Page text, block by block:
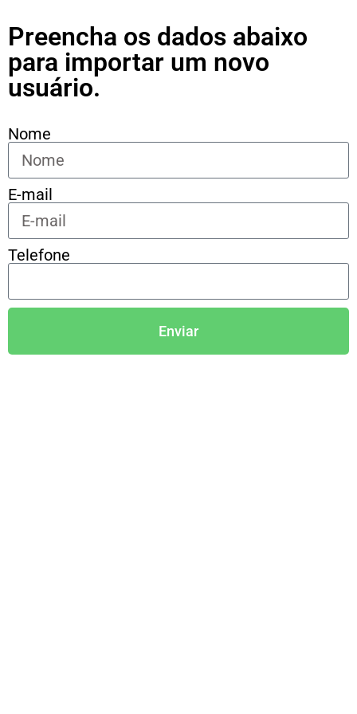
Preencha os dados abaixo
para importar um novo
usuário.
Nome
E-mail
Telefone
Enviar